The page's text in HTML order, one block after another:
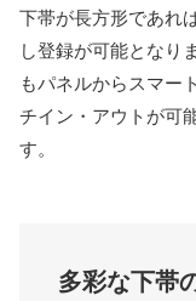
下帯が⻑⽅形であれ
し登録が可能となり
もパネルからスマー
チイン・アウトが可
す。
多彩な下帯